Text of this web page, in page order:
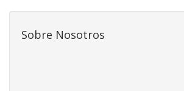
Sobre Nosotros